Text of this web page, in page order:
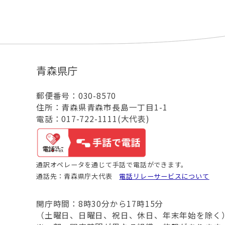
青森県庁
郵便番号：030-8570
住所：青森県青森市長島一丁目1-1
電話：017-722-1111(大代表)
通訳オペレータを通じて手話で電話ができます。
通話先：青森県庁大代表 電話リレーサービスについて
開庁時間：8時30分から17時15分
（土曜日、日曜日、祝日、休日、年末年始を除く